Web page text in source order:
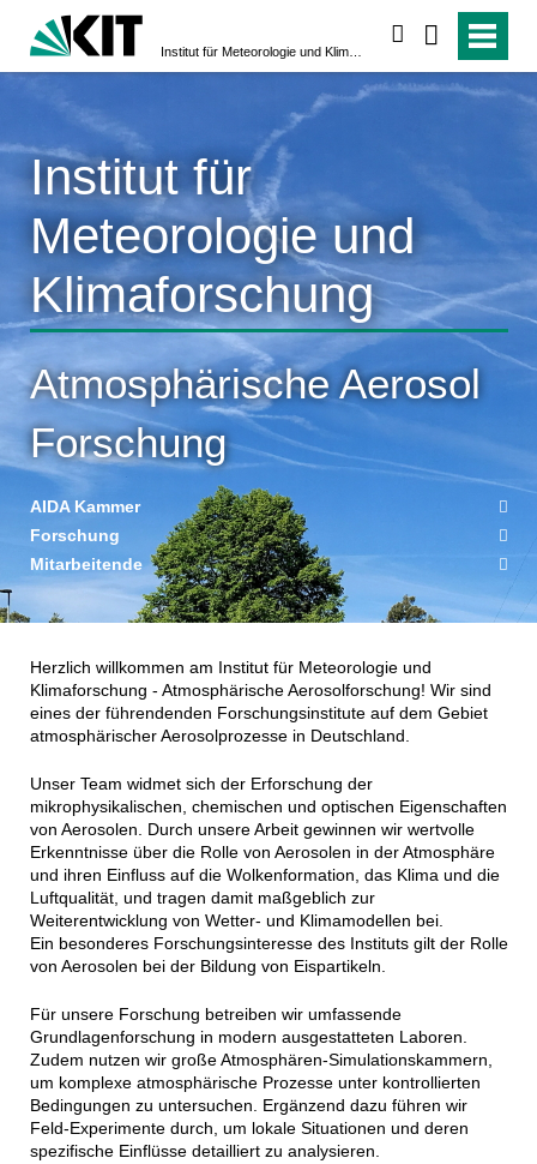
Institut für
Meteorologie und
Klimaforschung
Atmosphärische Aerosol
Forschung
AIDA Kammer
Forschung
Mitarbeitende
Herzlich willkommen am Institut für Meteorologie und
Klimaforschung - Atmosphärische Aerosolforschung! Wir sind
eines der führendenden Forschungsinstitute auf dem Gebiet
atmosphärischer Aerosolprozesse in Deutschland.
Unser Team widmet sich der Erforschung der
mikrophysikalischen, chemischen und optischen Eigenschaften
von Aerosolen. Durch unsere Arbeit gewinnen wir wertvolle
Erkenntnisse über die Rolle von Aerosolen in der Atmosphäre
und ihren Einfluss auf die Wolkenformation, das Klima und die
Luftqualität, und tragen damit maßgeblich zur
Weiterentwicklung von Wetter- und Klimamodellen bei.
Ein besonderes Forschungsinteresse des Instituts gilt der Rolle
von Aerosolen bei der Bildung von Eispartikeln.
Für unsere Forschung betreiben wir umfassende
Grundlagenforschung in modern ausgestatteten Laboren.
Zudem nutzen wir große Atmosphären-Simulationskammern,
um komplexe atmosphärische Prozesse unter kontrollierten
Bedingungen zu untersuchen. Ergänzend dazu führen wir
Feld-Experimente durch, um lokale Situationen und deren
spezifische Einflüsse detailliert zu analysieren.